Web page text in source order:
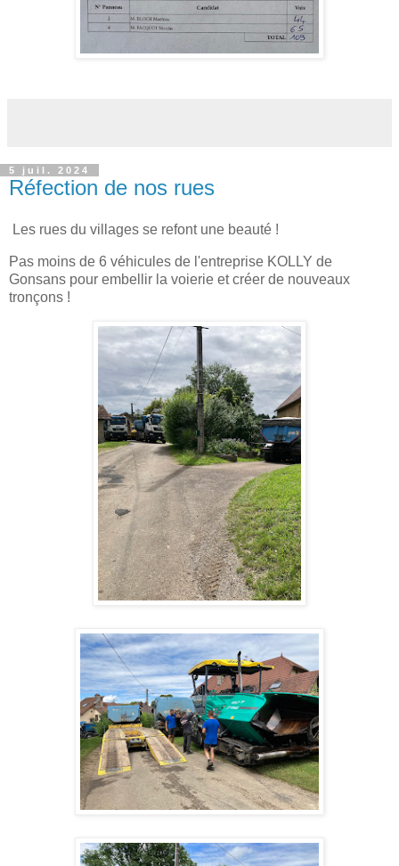
5 juil. 2024
Réfection de nos rues
Les rues du villages se refont une beauté !
Pas moins de 6 véhicules de l'entreprise KOLLY de
Gonsans pour embellir la voierie et créer de nouveaux
tronçons !